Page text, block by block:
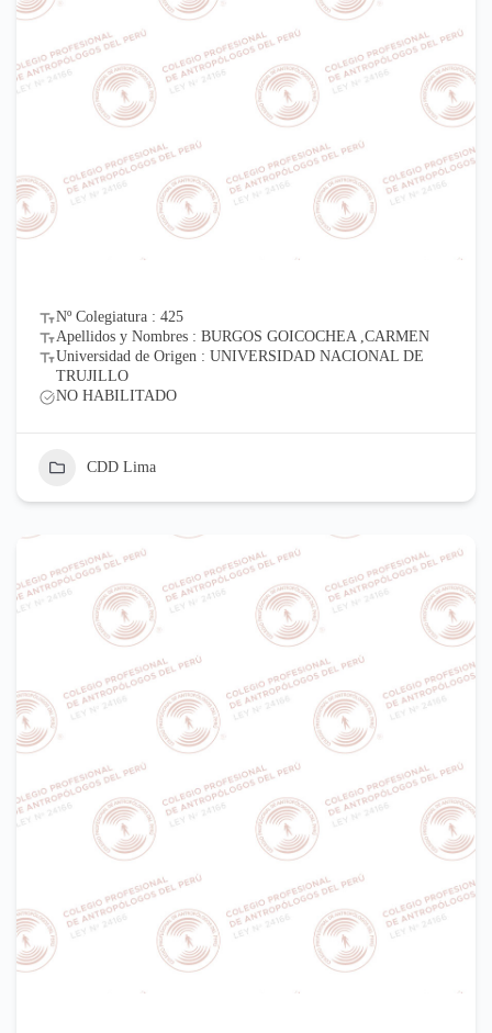
Nº Colegiatura : 425
Apellidos y Nombres : BURGOS GOICOCHEA ,CARMEN
Universidad de Origen : UNIVERSIDAD NACIONAL DE
TRUJILLO
NO HABILITADO
CDD Lima